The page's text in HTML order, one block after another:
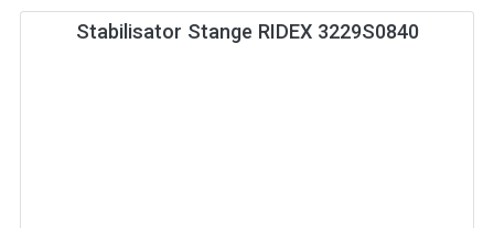
Stabilisator Stange RIDEX 3229S0840